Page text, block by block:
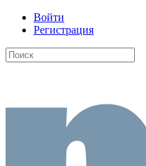
Войти
Регистрация